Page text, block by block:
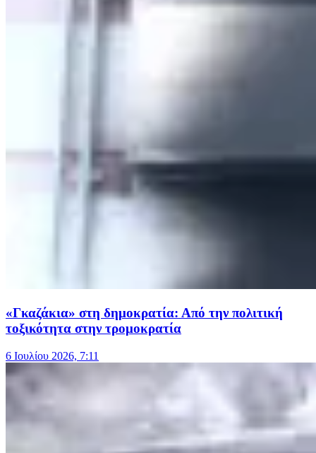
«Γκαζάκια» στη δημοκρατία: Από την πολιτική
τοξικότητα στην τρομοκρατία
6 Ιουλίου 2026, 7:11